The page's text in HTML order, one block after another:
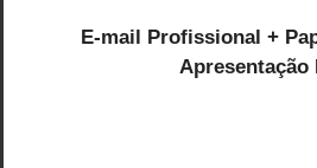
E-mail Profissional +
Apresentação